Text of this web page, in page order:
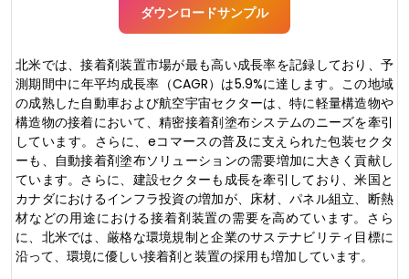
ダウンロードサンプル
北米では、接着剤装置市場が最も高い成長率を記録しており、予
測期間中に年平均成長率（CAGR）は5.9%に達します。この地域
の成熟した自動車および航空宇宙セクターは、特に軽量構造物や
構造物の接着において、精密接着剤塗布システムのニーズを牽引
しています。さらに、eコマースの普及に支えられた包装セクタ
ーも、自動接着剤塗布ソリューションの需要増加に大きく貢献し
ています。さらに、建設セクターも成長を牽引しており、米国と
カナダにおけるインフラ投資の増加が、床材、パネル組立、断熱
材などの用途における接着剤装置の需要を高めています。さら
に、北米では、厳格な環境規制と企業のサステナビリティ目標に
沿って、環境に優しい接着剤と装置の採用も増加しています。